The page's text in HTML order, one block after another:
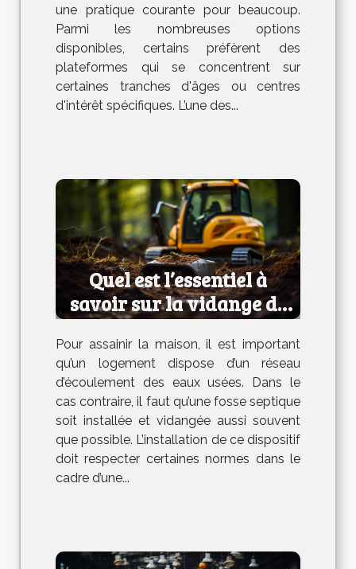
une pratique courante pour beaucoup.
Parmi les nombreuses options
disponibles, certains préfèrent des
plateformes qui se concentrent sur
certaines tranches d'âges ou centres
d'intérêt spécifiques. L’une des...
Quel est l’essentiel à
savoir sur la vidange de
fosse septique ?
Pour assainir la maison, il est important
qu’un logement dispose d’un réseau
d’écoulement des eaux usées. Dans le
cas contraire, il faut qu’une fosse septique
soit installée et vidangée aussi souvent
que possible. L’installation de ce dispositif
doit respecter certaines normes dans le
cadre d’une...